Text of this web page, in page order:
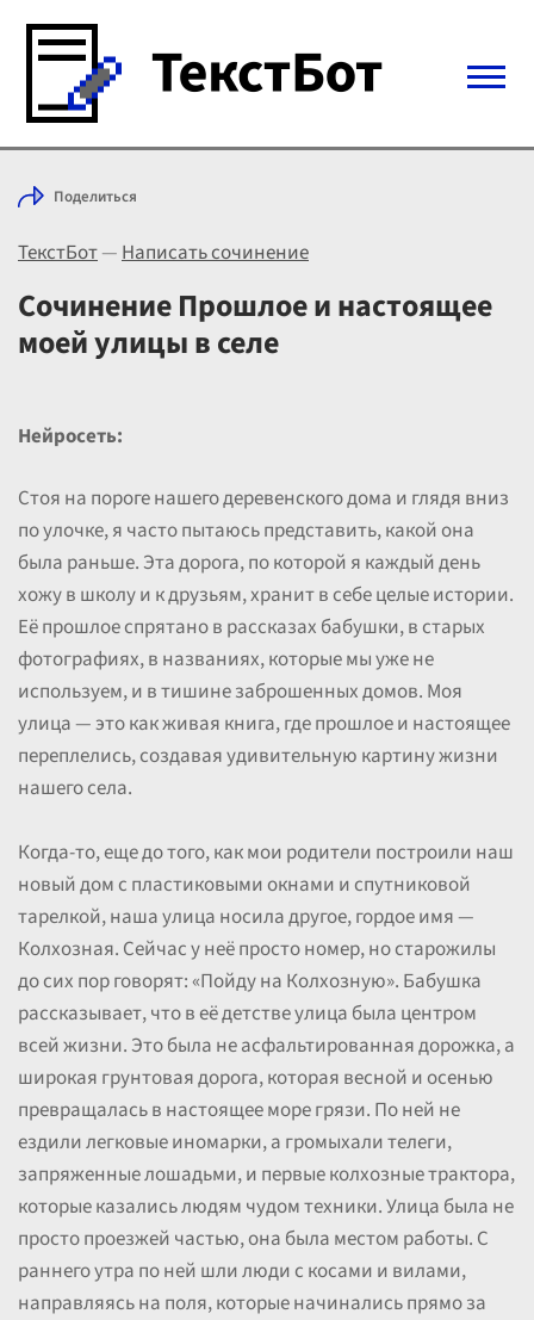
Войти с Telegram
Выбрать режим
Цены
Поделиться
ТекстБот—Написать сочинение
Сочинение Прошлое и настоящее
моей улицы в селе
Нейросеть:
Стоя на пороге нашего деревенского дома и глядя вниз
по улочке, я часто пытаюсь представить, какой она
была раньше. Эта дорога, по которой я каждый день
хожу в школу и к друзьям, хранит в себе целые истории.
Её прошлое спрятано в рассказах бабушки, в старых
фотографиях, в названиях, которые мы уже не
используем, и в тишине заброшенных домов. Моя
улица — это как живая книга, где прошлое и настоящее
переплелись, создавая удивительную картину жизни
нашего села.
Когда-то, еще до того, как мои родители построили наш
новый дом с пластиковыми окнами и спутниковой
тарелкой, наша улица носила другое, гордое имя —
Колхозная. Сейчас у неё просто номер, но старожилы
до сих пор говорят: «Пойду на Колхозную». Бабушка
рассказывает, что в её детстве улица была центром
всей жизни. Это была не асфальтированная дорожка, а
широкая грунтовая дорога, которая весной и осенью
превращалась в настоящее море грязи. По ней не
ездили легковые иномарки, а громыхали телеги,
запряженные лошадьми, и первые колхозные трактора,
которые казались людям чудом техники. Улица была не
просто проезжей частью, она была местом работы. С
раннего утра по ней шли люди с косами и вилами,
направляясь на поля, которые начинались прямо за